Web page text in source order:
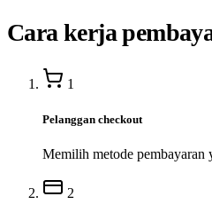
Cara kerja
1
Pelanggan checkout
Memilih metode pembayaran
2